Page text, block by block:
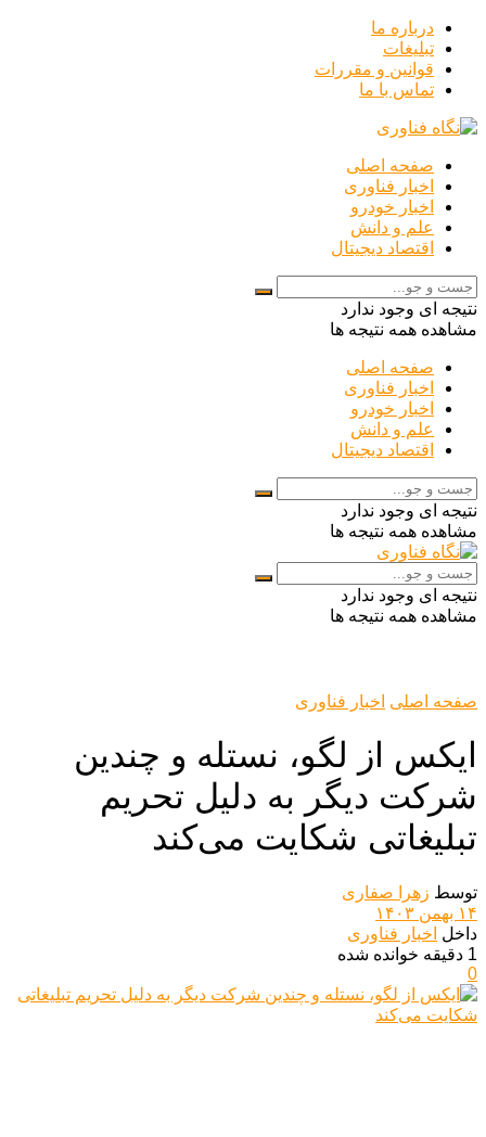
درباره ما
تبلیغات
قوانین و مقررات
تماس با ما
صفحه اصلی
اخبار فناوری
اخبار خودرو
علم و دانش
اقتصاد دیجیتال
نتیجه ای وجود ندارد
مشاهده همه نتیجه ها
صفحه اصلی
اخبار فناوری
اخبار خودرو
علم و دانش
اقتصاد دیجیتال
نتیجه ای وجود ندارد
مشاهده همه نتیجه ها
نتیجه ای وجود ندارد
مشاهده همه نتیجه ها
صفحه اصلی اخبار فناوری
ایکس از لگو، نستله و چندین
شرکت دیگر به دلیل تحریم
تبلیغاتی شکایت می‌کند
توسط زهرا صفاری
۱۴ بهمن ۱۴۰۳
داخل اخبار فناوری
1 دقیقه خوانده شده
0